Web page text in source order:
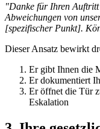
"Danke für Ihren
Abweichungen von
[spezifischer Punkt].
Dieser Ansatz bewirkt
Er gibt Ihnen die
Er dokumentiert
Er öffnet die Tür
Eskalation